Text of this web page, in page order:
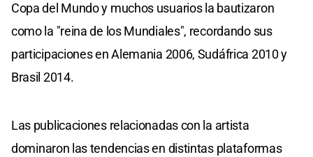
Copa del Mundo y muchos usuarios la bautizaron
como la "reina de los Mundiales", recordando sus
participaciones en Alemania 2006, Sudáfrica 2010 y
Brasil 2014.
Las publicaciones relacionadas con la artista
dominaron las tendencias en distintas plataformas